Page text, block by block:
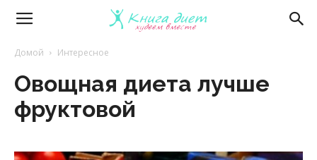
Книга
диет
Домой Интересное
Овощная диета лучше
фруктовой